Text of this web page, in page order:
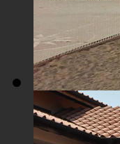
Плажа "Топољар"